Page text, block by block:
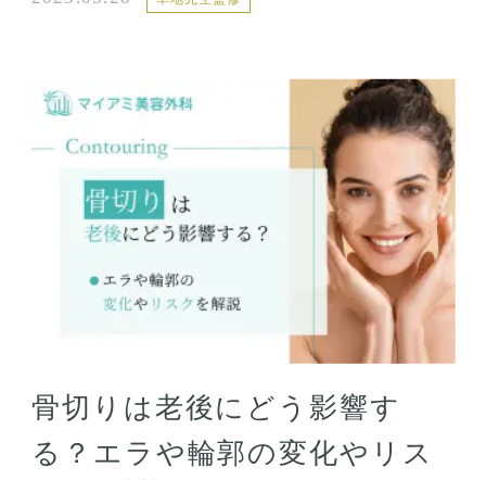
骨切りは老後にどう影響す
る？エラや輪郭の変化やリス